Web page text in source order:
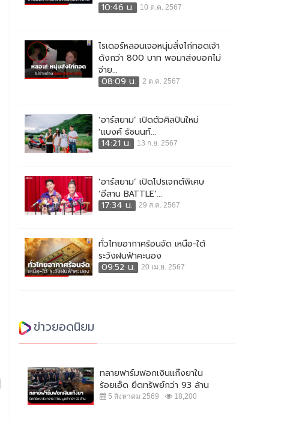
10:46 น.
10 ต.ค. 2567
ไรเดอร์หลอนเจอหนุ่มสั่งไก่ทอดเจ้า
ดังกว่า 800 บาท พอมาส่งบอกไม่
จ่าย...
08:09 น.
2 ต.ค. 2567
‘อาร์สยาม’ เปิดตัวศิลปินใหม่
‘แบงค์ ธัชนนท์...
14:21 น.
13 ก.ย. 2567
‘อาร์สยาม’ เปิดโปรเจกต์พิเศษ
‘อีสาน BATTLE’...
17:34 น.
29 ส.ค. 2567
ทั่วไทยอากาศร้อนจัด เหนือ-ใต้
ระวังฝนฟ้าคะนอง
09:52 น.
20 เม.ย. 2567
ข่าวยอดนิยม
ทลายฟาร์มฟอกเงินแก๊งยาใน
ร้อยเอ็ด ยึดทรัพย์กว่า 93 ล้าน
5 สิงหาคม 2569 18,200